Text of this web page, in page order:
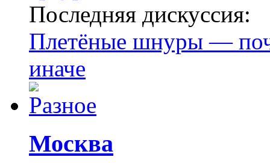
Последняя дискуссия:
Плетёные шнуры —
иначе
Москва